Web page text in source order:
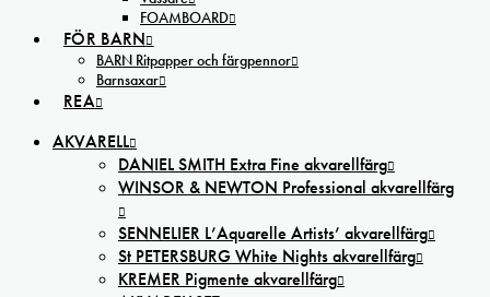
FOAMBOARD
FÖR BARN
BARN Ritpapper och färgpennor
Barnsaxar
REA
AKVARELL
DANIEL SMITH Extra Fine akvarellfärg
WINSOR & NEWTON Professional akvarellfärg
SENNELIER L’Aquarelle Artists’ akvarellfärg
St PETERSBURG White Nights akvarellfärg
KREMER Pigmente akvarellfärg